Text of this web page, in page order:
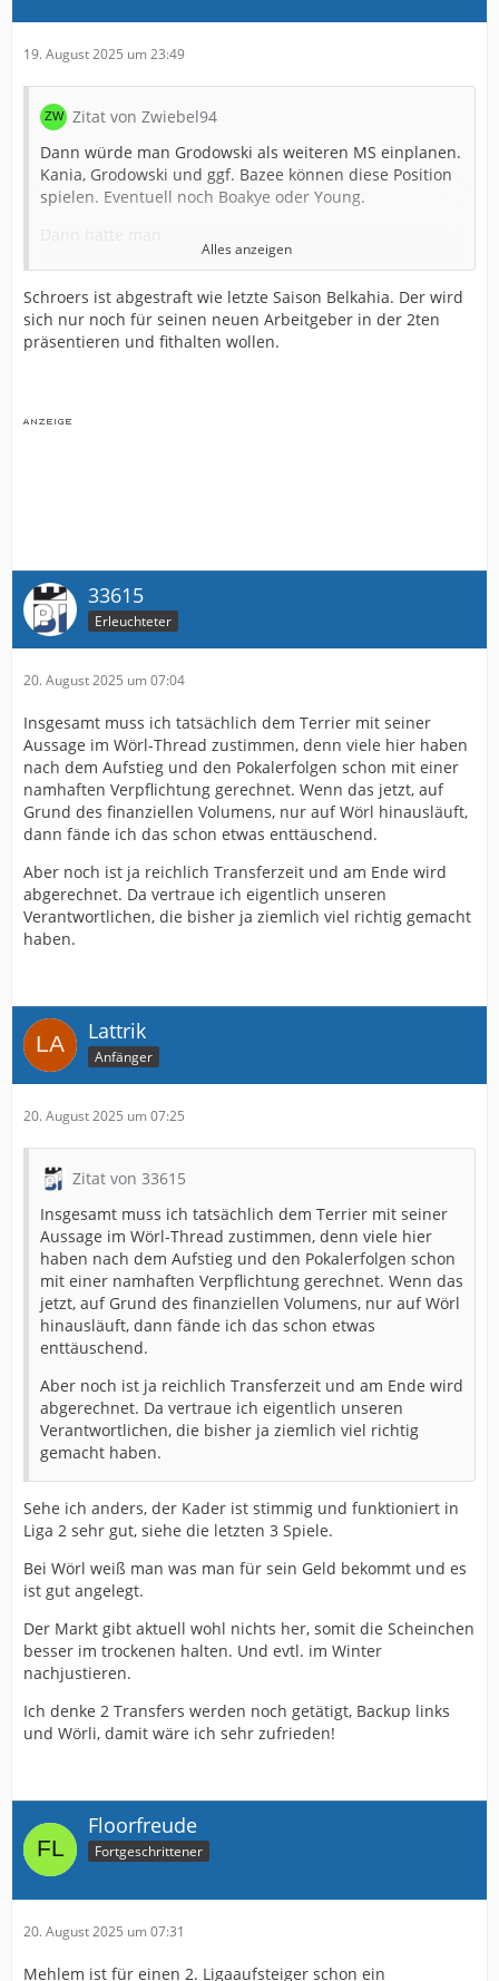
19. August 2025 um 23:49
Zitat von Zwiebel94
Dann würde man Grodowski als weiteren MS einplanen.
Kania, Grodowski und ggf. Bazee können diese Position
spielen. Eventuell noch Boakye oder Young.
Young, Bazee, Boakye, Wörl, Momuluh, Richter,
Grodowski und (Schroers) für Außen
In der Mitte dann Kania, Grodowski und Bazee
(Uldrikis?)
würde dann wahrscheinlich auch keine Chance mehr
Alles anzeigen
Schroers ist abgestraft wie letzte Saison Belkahia. Der wird
sich nur noch für seinen neuen Arbeitgeber in der 2ten
präsentieren und fithalten wollen.
33615
Erleuchteter
20. August 2025 um 07:04
Insgesamt muss ich tatsächlich dem Terrier mit seiner
Aussage im Wörl-Thread zustimmen, denn viele hier haben
nach dem Aufstieg und den Pokalerfolgen schon mit einer
namhaften Verpflichtung gerechnet. Wenn das jetzt, auf
Grund des finanziellen Volumens, nur auf Wörl hinausläuft,
dann fände ich das schon etwas enttäuschend.
Aber noch ist ja reichlich Transferzeit und am Ende wird
abgerechnet. Da vertraue ich eigentlich unseren
Verantwortlichen, die bisher ja ziemlich viel richtig gemacht
haben.
Lattrik
Anfänger
20. August 2025 um 07:25
Zitat von 33615
Insgesamt muss ich tatsächlich dem Terrier mit seiner
Aussage im Wörl-Thread zustimmen, denn viele hier
haben nach dem Aufstieg und den Pokalerfolgen schon
mit einer namhaften Verpflichtung gerechnet. Wenn das
jetzt, auf Grund des finanziellen Volumens, nur auf Wörl
hinausläuft, dann fände ich das schon etwas
enttäuschend.
Aber noch ist ja reichlich Transferzeit und am Ende wird
abgerechnet. Da vertraue ich eigentlich unseren
Verantwortlichen, die bisher ja ziemlich viel richtig
gemacht haben.
Sehe ich anders, der Kader ist stimmig und funktioniert in
Liga 2 sehr gut, siehe die letzten 3 Spiele.
Bei Wörl weiß man was man für sein Geld bekommt und es
ist gut angelegt.
Der Markt gibt aktuell wohl nichts her, somit die Scheinchen
besser im trockenen halten. Und evtl. im Winter
nachjustieren.
Ich denke 2 Transfers werden noch getätigt, Backup links
und Wörli, damit wäre ich sehr zufrieden!
Floorfreude
Fortgeschrittener
20. August 2025 um 07:31
Mehlem ist für einen 2. Ligaaufsteiger schon ein